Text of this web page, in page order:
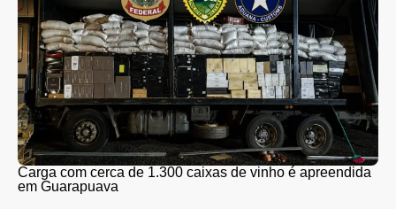
Carga com cerca de 1.300 caixas de vinho é apreendida
em Guarapuava